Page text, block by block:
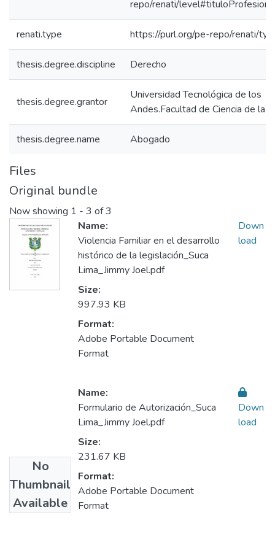
repo/renati/
renati.type https://purl.org/pe-repo/renati/
thesis.degree.discipline Derecho
thesis.degree.grantor
Universidad Tecnológica de los
Andes.Facultad de Ciencia de la
thesis.degree.name Abogado
Files
Original bundle
Now showing 1 - 3 of 3
Name:
Violencia Familiar en el desarrollo
histórico de la legislación_Suca
Lima_Jimmy Joel.pdf
Size:
997.93 KB
Format:
Adobe Portable Document
Format
Down
load
No
Thumbnail
Available
Name:
Formulario de Autorización_Suca
Lima_Jimmy Joel.pdf
Size:
231.67 KB
Format:
Adobe Portable Document
Format
Down
load